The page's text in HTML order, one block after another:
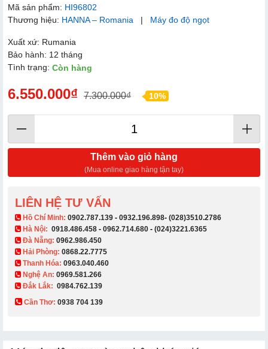
Mã sản phẩm: HI96802
Thương hiệu: HANNA – Romania | Máy đo độ ngọt
Xuất xứ: Rumania
Bảo hành: 12 tháng
Tình trạng: Còn hàng
6.550.000₫ 7.300.000₫ 10%
Thêm vào giỏ hàng
(Mua online giao hàng tận tay)
LIÊN HỆ TƯ VẤN
​ Hồ Chí Minh: 0902.787.139 - 0932.196.898- (028)3510.2786
Hà Nội: 0918.486.458 - 0962.714.680 - (024)3221.6365
Đà Nẵng: 0962.986.450
Hải Phòng: 0868.22.7775
Thanh Hóa: 0963.040.460
Nghệ An: 0969.581.266
Đắk Lắk: 0984.762.139
Cần Thơ: 0938 704 139​